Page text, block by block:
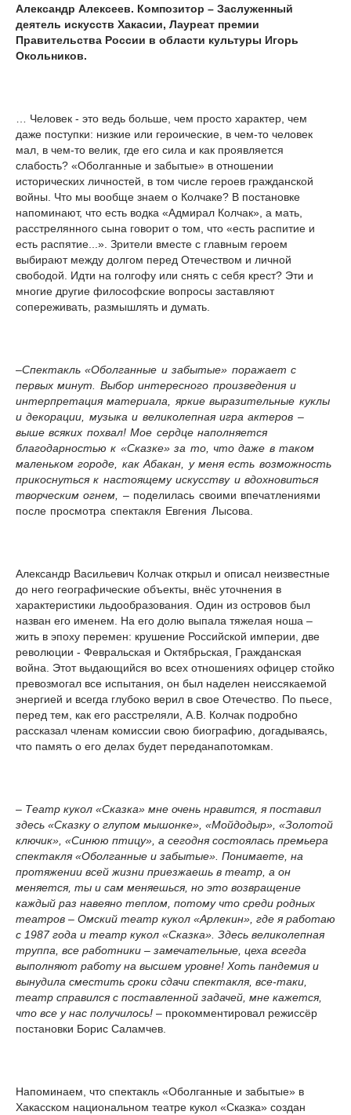
Александр Алексеев. Композитор – Заслуженный
деятель искусств Хакасии, Лауреат премии
Правительства России в области культуры Игорь
Окольников.
… Человек - это ведь больше, чем просто характер, чем
даже поступки: низкие или героические, в чем-то человек
мал, в чем-то велик, где его сила и как проявляется
слабость? «Оболганные и забытые» в отношении
исторических личностей, в том числе героев гражданской
войны. Что мы вообще знаем о Колчаке? В постановке
напоминают, что есть водка «Адмирал Колчак», а мать,
расстрелянного сына говорит о том, что «есть распитие и
есть распятие...». Зрители вместе с главным героем
выбирают между долгом перед Отечеством и личной
свободой. Идти на голгофу или снять с себя крест? Эти и
многие другие философские вопросы заставляют
сопереживать, размышлять и думать.
–Спектакль «Оболганные и забытые» поражает с
первых минут. Выбор интересного произведения и
интерпретация материала, яркие выразительные куклы
и декорации, музыка и великолепная игра актеров –
выше всяких похвал! Мое сердце наполняется
благодарностью к «Сказке» за то, что даже в таком
маленьком городе, как Абакан, у меня есть возможность
прикоснуться к настоящему искусству и вдохновиться
творческим огнем,
– поделилась своими впечатлениями
после просмотра спектакля Евгения Лысова.
Александр Васильевич Колчак открыл и описал неизвестные
до него географические объекты, внёс уточнения в
характеристики льдообразования. Один из островов был
назван его именем. На его долю выпала тяжелая ноша –
жить в эпоху перемен: крушение Российской империи, две
революции - Февральская и Октябрьская, Гражданская
война. Этот выдающийся во всех отношениях офицер стойко
превозмогал все испытания, он был наделен неиссякаемой
энергией и всегда глубоко верил в свое Отечество. По пьесе,
перед тем, как его расстреляли, А.В. Колчак подробно
рассказал членам комиссии свою биографию, догадываясь,
что память о его делах будет переданапотомкам.
– Театр кукол «Сказка» мне очень нравится, я поставил
здесь «Сказку о глупом мышонке», «Мойдодыр», «Золотой
ключик», «Синюю птицу», а сегодня состоялась премьера
спектакля «Оболганные и забытые». Понимаете, на
протяжении всей жизни приезжаешь в театр, а он
меняется, ты и сам меняешься, но это возвращение
каждый раз навеяно теплом, потому что среди родных
театров – Омский театр кукол «Арлекин», где я работаю
с 1987 года и театр кукол «Сказка». Здесь великолепная
труппа, все работники – замечательные, цеха всегда
выполняют работу на высшем уровне! Хоть пандемия и
вынудила сместить сроки сдачи спектакля, все-таки,
театр справился с поставленной задачей, мне кажется,
что все у нас получилось! – прокомментировал режиссёр
постановки Борис Саламчев.
Напоминаем, что спектакль «Оболганные и забытые» в
Хакасском национальном театре кукол «Сказка» создан